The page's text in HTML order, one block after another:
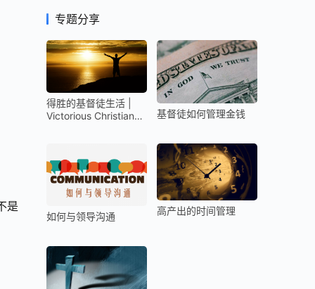
是
专题分享
得胜的基督徒生活 |
Victorious Christian
基督徒如何管理金钱
如何与领导沟通 高产出的时间管理